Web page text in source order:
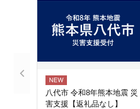
八代市 令和8年熊本地震 災
害支援【返礼品なし】